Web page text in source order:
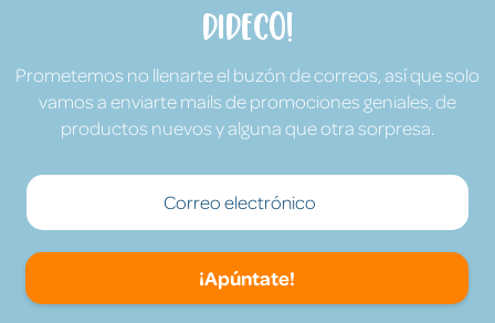
Dideco!
Prometemos no llenarte el buzón de correos, así que solo
vamos a enviarte mails de promociones geniales, de
productos nuevos y alguna que otra sorpresa.
¡Apúntate!